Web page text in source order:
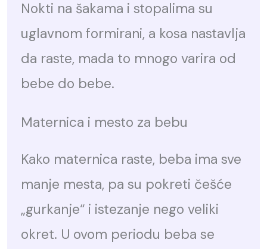
Nokti na šakama i stopalima su
uglavnom formirani, a kosa nastavlja
da raste, mada to mnogo varira od
bebe do bebe.
Maternica i mesto za bebu
Kako maternica raste, beba ima sve
manje mesta, pa su pokreti češće
„gurkanje“ i istezanje nego veliki
okret. U ovom periodu beba se